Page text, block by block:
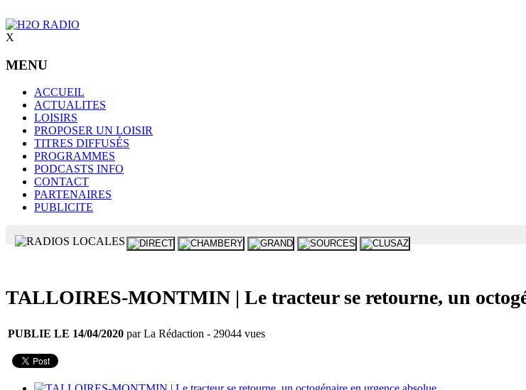
X
MENU
ACCUEIL
ACTUALITES
LOISIRS
PROPOSER UN LOISIR
TITRES DIFFUSÉS
PROGRAMMES
PODCASTS INFO
CONTACT
PARTENAIRES
PUBLICITE
TALLOIRES-MONTMIN | Le tracteur se retourne, un
PUBLIE LE 14/04/2020 par La Rédaction - 29044 vues